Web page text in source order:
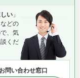
い 」
などの
、気
くだ
問い合わせ窓口